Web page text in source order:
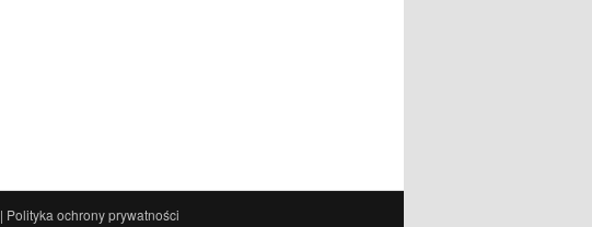
| Polityka ochrony prywatności